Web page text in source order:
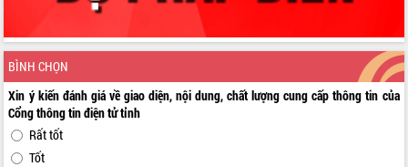
BÌNH CHỌN
Xin ý kiến đánh giá về giao diện, nội dung, chất lượng cung cấp thông tin của
Cổng thông tin điện tử tỉnh
Rất tốt
Tốt